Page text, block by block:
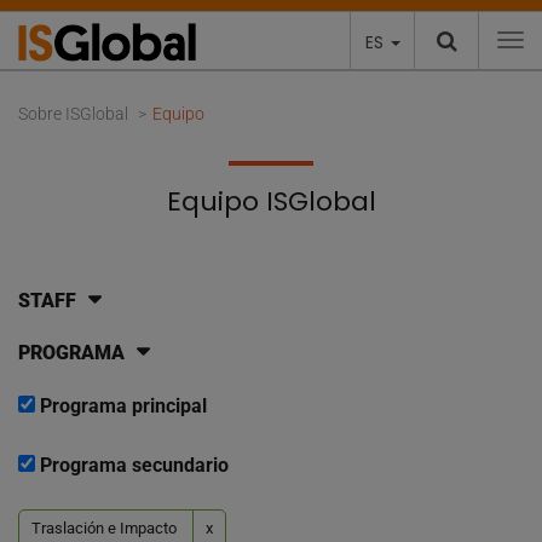
ES
Sobre ISGlobal Equipo
Equipo ISGlobal
STAFF
PROGRAMA
Programa principal
Programa secundario
Traslación e Impacto x